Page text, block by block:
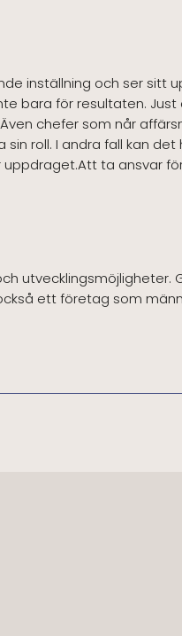
inställning och ser sitt
bara för resultaten. Just
chefer som når
roll. I andra fall kan
ta ansvar
utvecklingsmöjligheter.
ett företag som